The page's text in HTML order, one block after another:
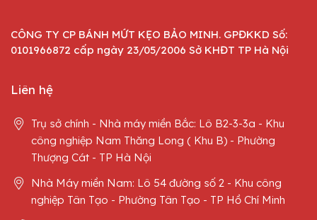
CÔNG TY CP BÁNH MỨT KẸO BẢO MINH. GPĐKKD Số:
0101966872 cấp ngày 23/05/2006 Sở KHĐT TP Hà Nội
Liên hệ
Trụ sở chính - Nhà máy miền Bắc: Lô B2-3-3a - Khu
công nghiệp Nam Thăng Long ( Khu B) - Phường
Thượng Cát - TP Hà Nội
Nhà Máy miền Nam: Lô 54 đường số 2 - Khu công
nghiệp Tân Tạo - Phường Tân Tạo - TP Hồ Chí Minh